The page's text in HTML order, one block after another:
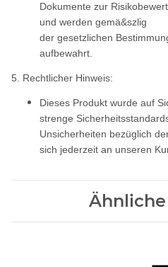
Dokumente zur
und werden gemä&szlig
der gesetzlichen
aufbewahrt.
5. Rechtlicher Hinweis:
Dieses Produkt wurde auf
strenge
Unsicherheiten bezüglich
sich jederzeit an unseren